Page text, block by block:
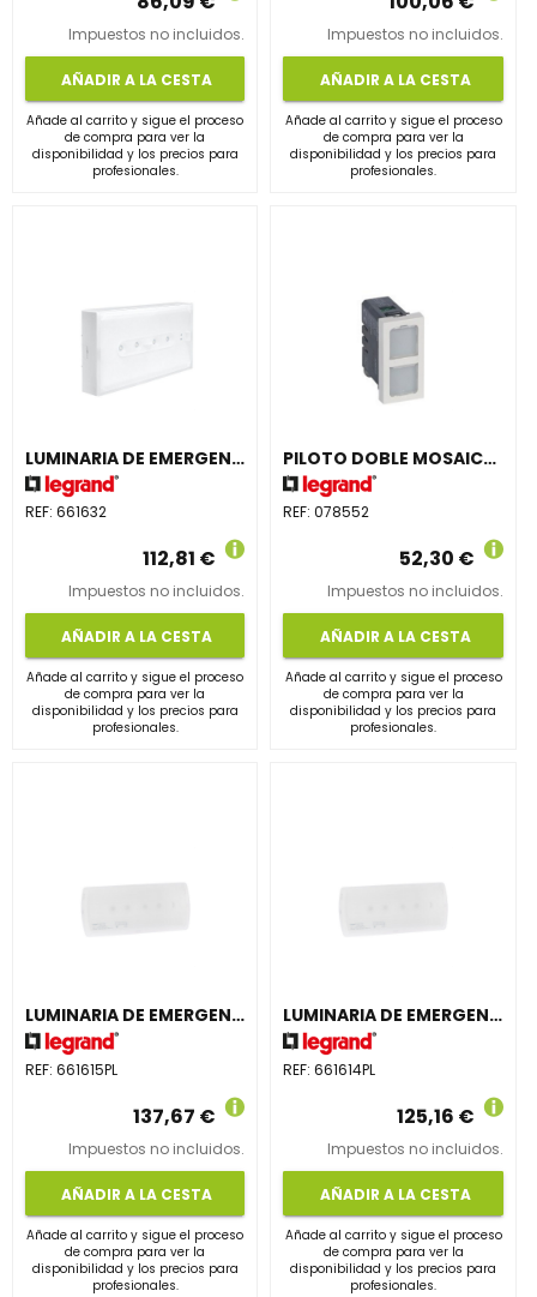
Impuestos no incluidos.
AÑADIR A LA CESTA
Añade al carrito y sigue el proceso
de compra para ver la
disponibilidad y los precios para
profesionales.
Impuestos no incluidos.
AÑADIR A LA CESTA
Añade al carrito y sigue el proceso
de compra para ver la
disponibilidad y los precios para
profesionales.
LUMINARIA DE EMERGENCIA URAONE 160lm 1 HORA IP42 PERMANENTE / NO PERMANENTE
REF: 661632
112,81 €
Impuestos no incluidos.
AÑADIR A LA CESTA
Añade al carrito y sigue el proceso
de compra para ver la
disponibilidad y los precios para
profesionales.
PILOTO DOBLE MOSAIC-II 12-24-48V
REF:078552
52,30 €
Impuestos no incluidos.
AÑADIR A LA CESTA
Añade al carrito y sigue el proceso
de compra para ver la
disponibilidad y los precios para
profesionales.
LUMINARIA DE EMERGENCIA URA21LED PLUS 500 LÚMENES, 1h, PERMANENTE/NO PERMANENTE
REF: 661615PL
137,67 €
Impuestos no incluidos.
AÑADIR A LA CESTA
Añade al carrito y sigue el proceso
de compra para ver la
disponibilidad y los precios para
profesionales.
LUMINARIA DE EMERGENCIA URA21LED PLUS 500 LÚMENES, 1h, NO PERMANENTE
REF:661614PL
125,16 €
Impuestos no incluidos.
AÑADIR A LA CESTA
Añade al carrito y sigue el proceso
de compra para ver la
disponibilidad y los precios para
profesionales.